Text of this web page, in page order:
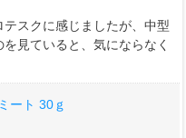
スクに感じましたが、中型
見ていると、気にならなく
ート 30ｇ